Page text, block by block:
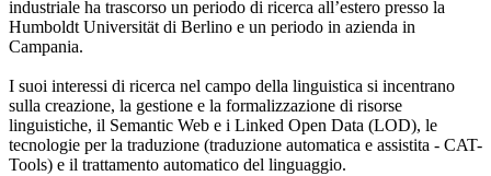
industriale ha trascorso un periodo di ricerca all’estero presso la
Humboldt Universität di Berlino e un periodo in azienda in
Campania.
I suoi interessi di ricerca nel campo della linguistica si incentrano
sulla creazione, la gestione e la formalizzazione di risorse
linguistiche, il Semantic Web e i Linked Open Data (LOD), le
tecnologie per la traduzione (traduzione automatica e assistita - CAT-
Tools) e il trattamento automatico del linguaggio.